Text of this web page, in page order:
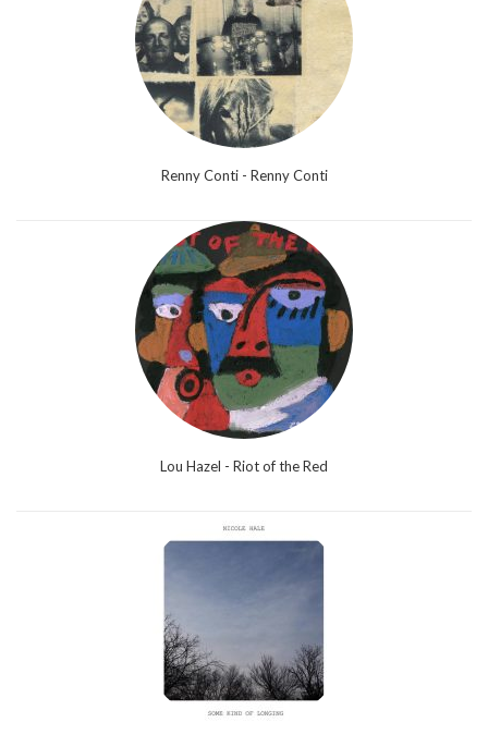
Renny Conti - Renny Conti
Lou Hazel - Riot of the Red